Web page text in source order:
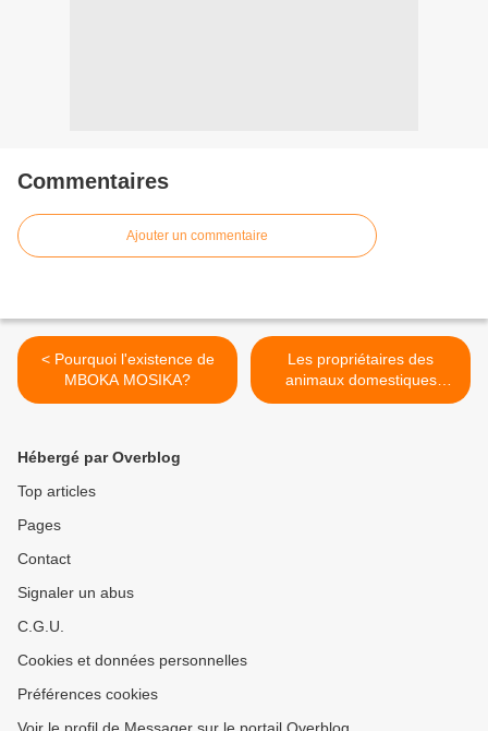
Commentaires
Ajouter un commentaire
< Pourquoi l'existence de
MBOKA MOSIKA?
Les propriétaires des
animaux domestiques
protégés contre le cancer! >
Hébergé par Overblog
Top articles
Pages
Contact
Signaler un abus
C.G.U.
Cookies et données personnelles
Préférences cookies